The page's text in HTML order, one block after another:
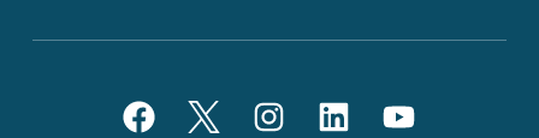
FacebookTwitterInstagramLinkedInYouTube